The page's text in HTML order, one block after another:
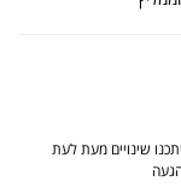
יתכנו שינויים מעת לעת